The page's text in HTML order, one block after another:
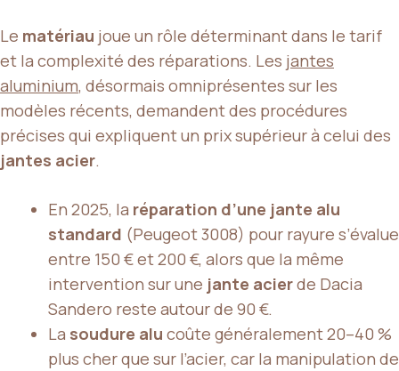
Le matériau joue un rôle déterminant dans le tarif
et la complexité des réparations. Les jantes
aluminium, désormais omniprésentes sur les
modèles récents, demandent des procédures
précises qui expliquent un prix supérieur à celui des
jantes acier.
En 2025, la réparation d’une jante alu
standard (Peugeot 3008) pour rayure s’évalue
entre 150 € et 200 €, alors que la même
intervention sur une jante acierde Dacia
Sandero reste autour de 90 €.
La soudure alu coûte généralement 20–40 %
plus cher que sur l’acier, car la manipulation de